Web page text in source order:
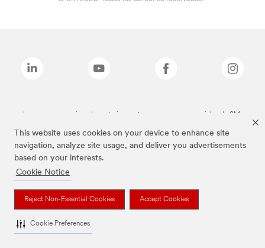
This website uses cookies on your device to enhance site
navigation, analyze site usage, and deliver you advertisements
based on your interests.
Cookie Notice
Reject Non-Essential Cookies Accept Cookies
Cookie Preferences
Las marcas mencionadas anteriormente son marcas comerciales de 3M.